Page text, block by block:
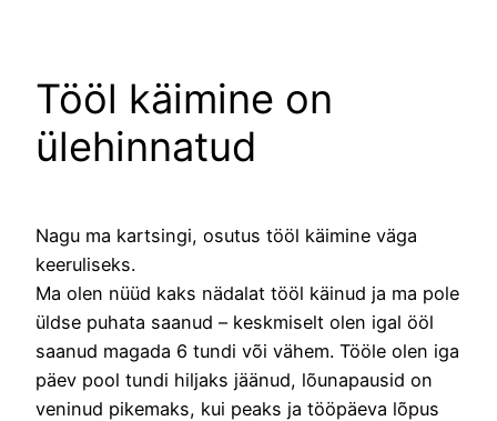
Tööl käimine on
ülehinnatud
Nagu ma kartsingi, osutus tööl käimine väga
keeruliseks.
Ma olen nüüd kaks nädalat tööl käinud ja ma pole
üldse puhata saanud – keskmiselt olen igal ööl
saanud magada 6 tundi või vähem. Tööle olen iga
päev pool tundi hiljaks jäänud, lõunapausid on
veninud pikemaks, kui peaks ja tööpäeva lõpus